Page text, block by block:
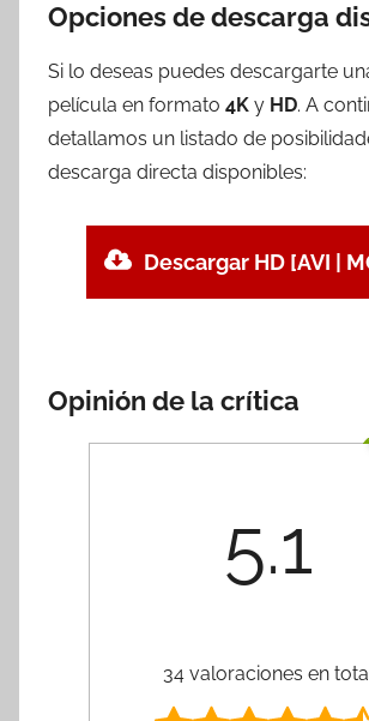
Opciones de descarga
Si lo deseas puedes descargarte
película en formato 4K y HD. A
detallamos un listado de
descarga directa disponibles:
Descargar HD [AVI |
Opinión de la crítica
5.1
34 valoraciones en